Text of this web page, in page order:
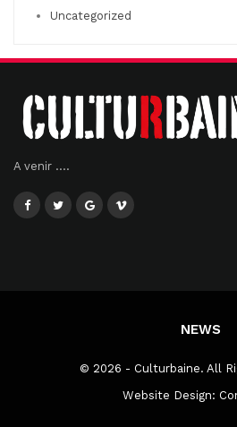
Uncategorized
A venir ....
NEWS
© 2026 - Culturbaine. All
Website Design: